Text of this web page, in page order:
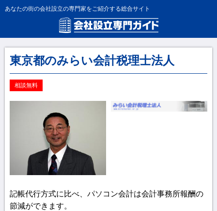
あなたの街の会社設立の専門家をご紹介する総合サイト
東京都のみらい会計税理士法人
相談無料
記帳代行方式に比べ、パソコン会計は会計事務所報酬の
節減ができます。